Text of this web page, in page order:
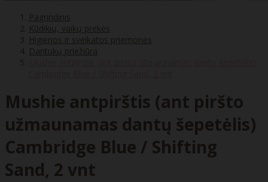
Pagrindinis
Kūdikių, vaikų prekės
Higienos ir sveikatos priemonės
Dantukų priežiūra
Mushie antpirštis (ant piršto
užmaunamas dantų šepetėlis)
Cambridge Blue / Shifting
Sand, 2 vnt